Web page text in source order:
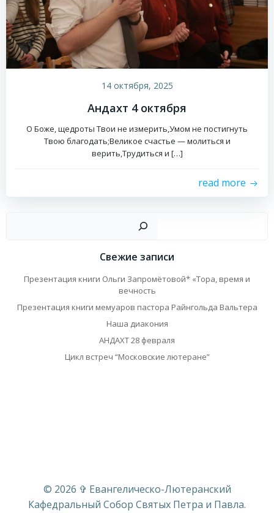
14 октября, 2025
Андахт 4 октября
О Боже, щедроты Твои не измерить,Умом не постигнуть
Твою благодать;Великое счастье — молиться и
верить,Трудиться и […]
read more
Свежие записи
Презентация книги Ольги Запромётовой* «Тора, время и
вечность
Презентация книги мемуаров пастора Райнгольда Вальтера
Наша диакония
АНДАХТ 28 февраля
Цикл встреч “Московские лютеране”
© 2026 ✞ Евангелическо-Лютеранский
Кафедральный Собор Святых Петра и Павла.